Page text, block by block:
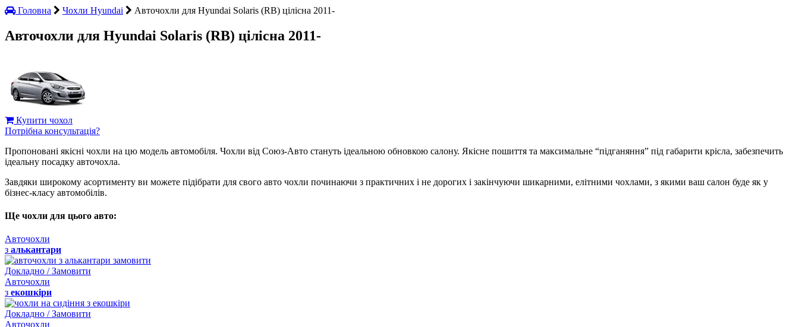
Головна Чохли Hyundai Авточохли для Hyundai Solaris (RB) цілісна 2011-
Авточохли для Hyundai Solaris (RB) цілісна 2011-
Купити чохол
Потрібна консультація?
Пропоновані якісні чохли на цю модель автомобіля. Чохли від Союз-Авто стануть ідеальною обновкою салону. Якісне пошиття та максимальне “підганяння” під габарити крісла, забезпечить
ідеальну посадку авточохла.
Завдяки широкому асортименту ви можете підібрати для свого авто чохли починаючи з практичних і не дорогих і закінчуючи шикарними, елітними чохлами, з якими ваш салон буде як у
бізнес-класу автомобілів.
Ще чохли для цього авто:
Авточохли
з алькантари
Докладно / Замовити
Авточохли
з екошкіри
Докладно / Замовити
Авточохли